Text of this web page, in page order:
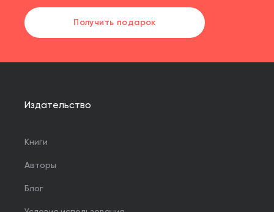
Получить подарок
Издательство
Книги
Авторы
Блог